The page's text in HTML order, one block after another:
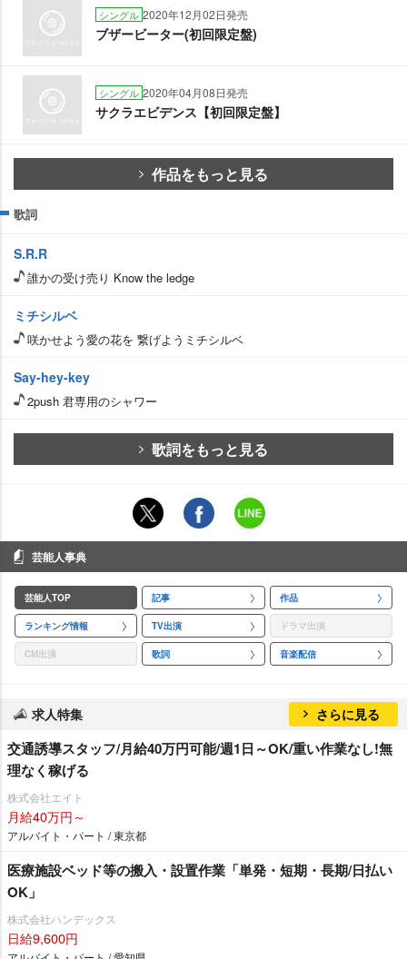
シングル 2020年12月02日発売
ブザービーター(初回限定盤)
シングル 2020年04月08日発売
サクラエビデンス【初回限定盤】
作品をもっと見る
歌詞
S.R.R
誰かの受け売り Know the ledge
ミチシルベ
咲かせよう愛の花を 繋げようミチシルベ
Say-hey-key
2push 君専用のシャワー
歌詞をもっと見る
芸能人事典
芸能人TOP 記事 作品
ランキング情報 TV出演 ドラマ出演
CM出演 歌詞 音楽配信
求人特集 さらに見る
交通誘導スタッフ/月給40万円可能/週1日～OK/重い作業なし!無
理なく稼げる
株式会社エイト
月給40万円～
アルバイト・パート / 東京都
医療施設ベッド等の搬入・設置作業「単発・短期・長期/日払い
OK」
株式会社ハンデックス
日給9,600円